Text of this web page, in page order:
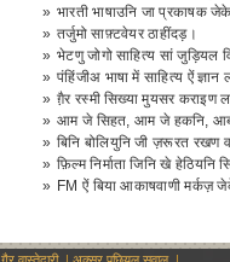
» भारती भाषाउनि जा प्रकाषक
» तर्जुमो साफ़्टवेयर ठाहींदड़।
» भेटणु जोगो साहित्य सां जुड़ियल
» पंहिंजीअ भाषा में साहित्य ऐं ज्ञान
» ग़़ैर रस्मी सिख्या मुयसर कराइण
» आम जे सिहत, आम जे हकनि,
» बिनि बोलियुनि जी ज़रूरत रखण
» फ़िल्म निर्माता जिनि खे
» FM ऐं बिया आकाषवाणी मर्कज़